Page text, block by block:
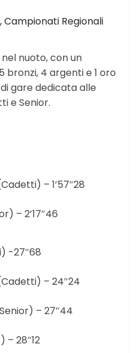
Campionati Regionali
nuoto, con un
4 argenti e 1 oro
gare dedicata alle
e Senior.
– 1’57″28
– 2’17″46
-27″68
– 24″24
– 27″44
– 28″12